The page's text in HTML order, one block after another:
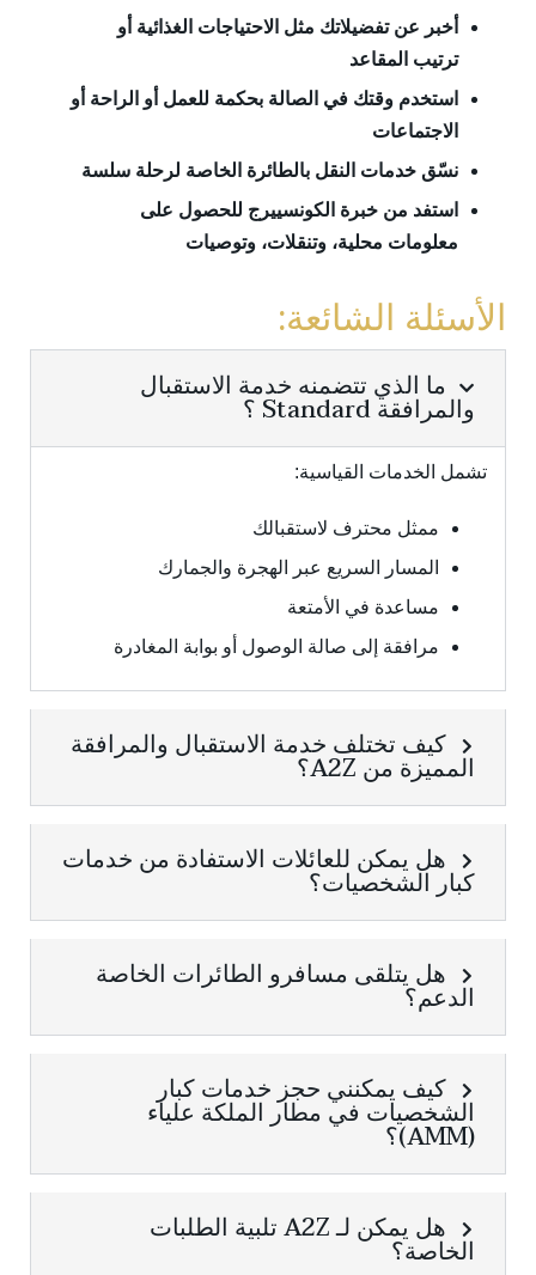
أخبر عن تفضيلاتك مثل الاحتياجات الغذائية أو
ترتيب المقاعد
استخدم وقتك في الصالة بحكمة للعمل أو الراحة أو
الاجتماعات
نسّق خدمات النقل بالطائرة الخاصة لرحلة سلسة
استفد من خبرة الكونسييرج للحصول على
معلومات محلية، وتنقلات، وتوصيات
الأسئلة الشائعة:
ما الذي تتضمنه خدمة الاستقبال
والمرافقة Standard ؟
تشمل الخدمات القياسية:
ممثل محترف لاستقبالك
المسار السريع عبر الهجرة والجمارك
مساعدة في الأمتعة
مرافقة إلى صالة الوصول أو بوابة المغادرة
كيف تختلف خدمة الاستقبال والمرافقة
المميزة من A2Z؟
هل يمكن للعائلات الاستفادة من خدمات
كبار الشخصيات؟
هل يتلقى مسافرو الطائرات الخاصة
الدعم؟
كيف يمكنني حجز خدمات كبار
الشخصيات في مطار الملكة علياء
(AMM)؟
هل يمكن لـ A2Z تلبية الطلبات
الخاصة؟